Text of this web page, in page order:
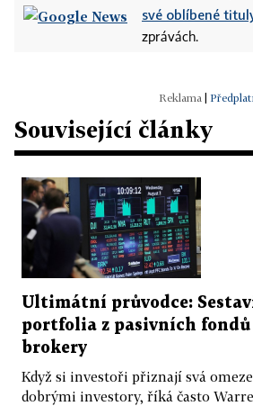
své oblíbené
zprávách.
Související články
Ultimátní průvodce:
portfolia z pasivních fondů
brokery
Když si investoři přiznají svá
dobrými investory, říká často